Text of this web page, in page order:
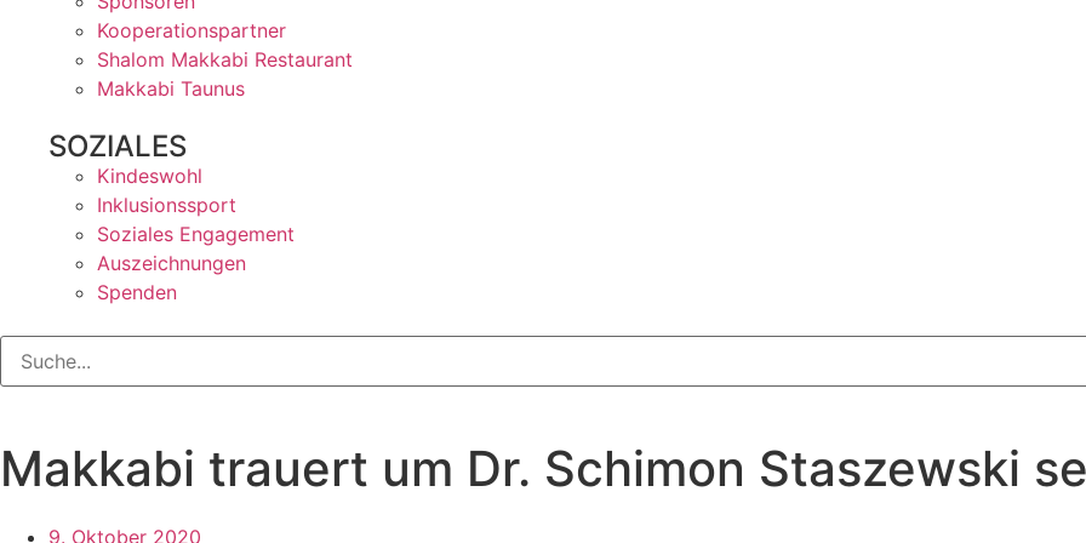
Kooperationspartner
Shalom Makkabi Restaurant
Makkabi Taunus
SOZIALES
Kindeswohl
Inklusionssport
Soziales Engagement
Auszeichnungen
Spenden
Makkabi trauert um Dr. Schimon Staszewski
9. Oktober 2020